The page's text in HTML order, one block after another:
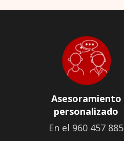
Asesoramiento
personalizado
En el 960 457 885